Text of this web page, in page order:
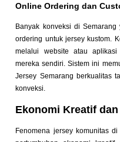
Online Ordering dan
Banyak konveksi di
ordering untuk jersey kustom.
melalui website atau
mereka sendiri. Sistem ini
Jersey Semarang berkualitas
konveksi.
Ekonomi Kreatif
Fenomena jersey komunitas